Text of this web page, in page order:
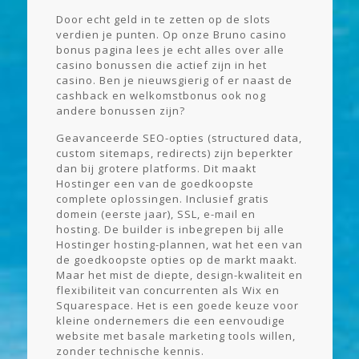
Door echt geld in te zetten op de slots
verdien je punten. Op onze Bruno casino
bonus pagina lees je echt alles over alle
casino bonussen die actief zijn in het
casino. Ben je nieuwsgierig of er naast de
cashback en welkomstbonus ook nog
andere bonussen zijn?
Geavanceerde SEO-opties (structured data,
custom sitemaps, redirects) zijn beperkter
dan bij grotere platforms. Dit maakt
Hostinger een van de goedkoopste
complete oplossingen. Inclusief gratis
domein (eerste jaar), SSL, e-mail en
hosting. De builder is inbegrepen bij alle
Hostinger hosting-plannen, wat het een van
de goedkoopste opties op de markt maakt.
Maar het mist de diepte, design-kwaliteit en
flexibiliteit van concurrenten als Wix en
Squarespace. Het is een goede keuze voor
kleine ondernemers die een eenvoudige
website met basale marketing tools willen,
zonder technische kennis.